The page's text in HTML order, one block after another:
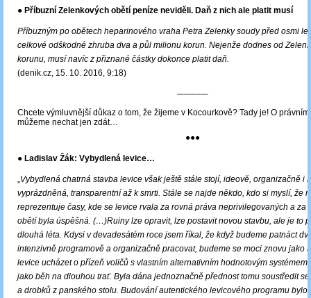
● Příbuzní Zelenkových obětí peníze neviděli. Daň z nich ale platit musí
Příbuzným po obětech heparinového vraha Petra Zelenky soudy před osmi
celkové odškodné zhruba dva a půl milionu korun. Nejenže dodnes od
korunu, musí navíc z přiznané částky dokonce platit daň.
(denik.cz, 15. 10. 2016, 9:18)
─────
Chcete výmluvnější důkaz o tom, že žijeme v Kocourkově? Tady je! O
můžeme nechat jen zdát…
●●●
● Ladislav Žák: Vybydlená levice…
„Vybydlená chatrná stavba levice však ještě stále stojí, ideově, organizačně i
vyprázdněná, transparentní až k smrti. Stále se najde někdo, kdo si myslí, že
reprezentuje časy, kde se levice rvala za rovná práva neprivilegovaných a za
obětí byla úspěšná. (…)Ruiny lze opravit, lze postavit novou stavbu, ale je to
dlouhá léta. Kdysi v devadesátém roce jsem říkal, že když budeme patnáct
intenzivně programově a organizačně pracovat, budeme se moci znovu jako
levice ucházet o přízeň voličů s vlastním alternativním hodnotovým
jako běh na dlouhou trať. Byla dána jednoznačně přednost tomu soustředit
a drobků z panského stolu. Budování autentického levicového programu bylo